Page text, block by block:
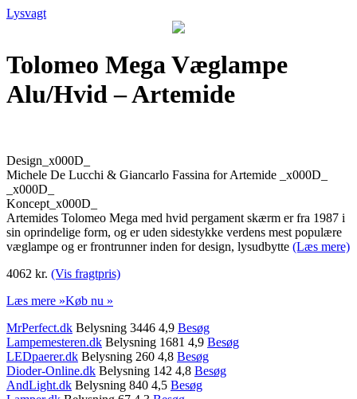
Lysvagt
Tolomeo Mega Væglampe
Alu/Hvid – Artemide
Design_x000D_
Michele De Lucchi & Giancarlo Fassina for Artemide _x000D_
_x000D_
Koncept_x000D_
Artemides Tolomeo Mega med hvid pergament skærm er fra 1987 i
sin oprindelige form, og er uden sidestykke verdens mest populære
væglampe og er frontrunner inden for design, lysudbytte (Læs mere)
4062 kr. (Vis fragtpris)
Læs mere »Køb nu »
MrPerfect.dk Belysning 3446 4,9 Besøg
Lampemesteren.dk Belysning 1681 4,9 Besøg
LEDpaerer.dk Belysning 260 4,8 Besøg
Dioder-Online.dk Belysning 142 4,8 Besøg
AndLight.dk Belysning 840 4,5 Besøg